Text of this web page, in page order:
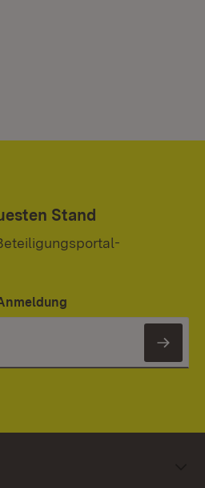
Stand